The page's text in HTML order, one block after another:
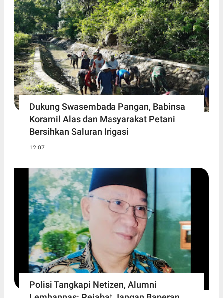
Dukung Swasembada Pangan, Babinsa
Koramil Alas dan Masyarakat Petani
Bersihkan Saluran Irigasi
12:07
Polisi Tangkapi Netizen, Alumni